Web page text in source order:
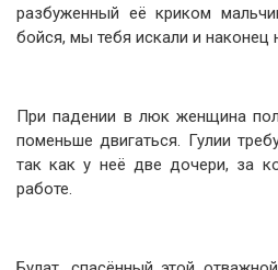
разбуженный её криком
бойся, мы тебя искали и наконец
При падении в люк женщина
поменьше двигаться. Гулии
так как у неё две дочери, за
работе.